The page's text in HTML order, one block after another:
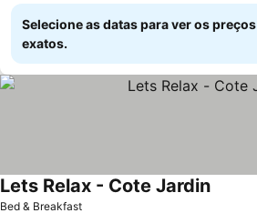
Selecione as datas para ver os preços
exatos.
Bed & Breakfast
Lets Relax - Cote Jardin